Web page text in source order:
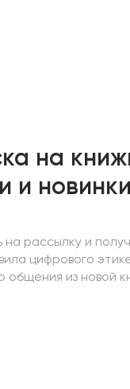
на
и новинки
на рассылку и
цифрового
общения из новой